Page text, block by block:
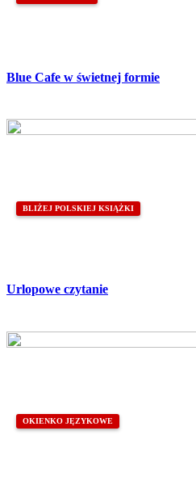
Blue Cafe w świetnej formie
BLIŻEJ POLSKIEJ KSIĄŻKI
Urlopowe czytanie
OKIENKO JĘZYKOWE